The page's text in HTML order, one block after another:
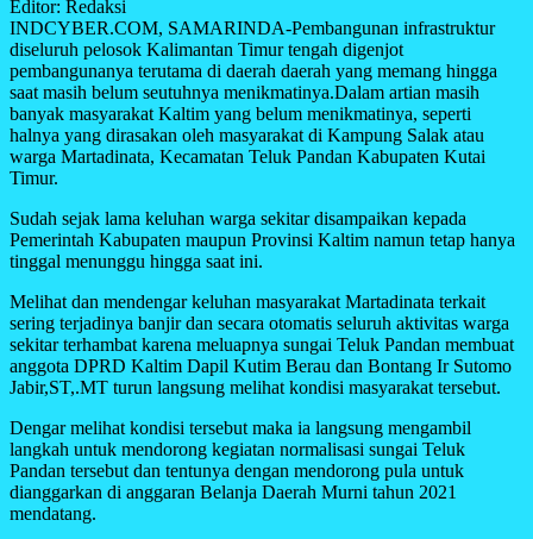
Editor: Redaksi
INDCYBER.COM, SAMARINDA-Pembangunan infrastruktur
diseluruh pelosok Kalimantan Timur tengah digenjot
pembangunanya terutama di daerah daerah yang memang hingga
saat masih belum seutuhnya menikmatinya.Dalam artian masih
banyak masyarakat Kaltim yang belum menikmatinya, seperti
halnya yang dirasakan oleh masyarakat di Kampung Salak atau
warga Martadinata, Kecamatan Teluk Pandan Kabupaten Kutai
Timur.
Sudah sejak lama keluhan warga sekitar disampaikan kepada
Pemerintah Kabupaten maupun Provinsi Kaltim namun tetap hanya
tinggal menunggu hingga saat ini.
Melihat dan mendengar keluhan masyarakat Martadinata terkait
sering terjadinya banjir dan secara otomatis seluruh aktivitas warga
sekitar terhambat karena meluapnya sungai Teluk Pandan membuat
anggota DPRD Kaltim Dapil Kutim Berau dan Bontang Ir Sutomo
Jabir,ST,.MT turun langsung melihat kondisi masyarakat tersebut.
Dengar melihat kondisi tersebut maka ia langsung mengambil
langkah untuk mendorong kegiatan normalisasi sungai Teluk
Pandan tersebut dan tentunya dengan mendorong pula untuk
dianggarkan di anggaran Belanja Daerah Murni tahun 2021
mendatang.